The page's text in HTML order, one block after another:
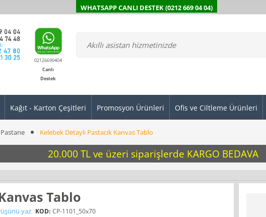
WHATSAPP CANLI DESTEK (0212 669 04 04)
02126690404
Canlı
Destek
Kağıt - Karton Çeşitleri Promosyon Ürünleri Ofis ve Ciltleme Ürünleri
Kelebek Detaylı Pastacık Kanvas Tablo
20.000 TL ve üzeri siparişlerde KARGO BEDAVA
Tablo
yaz KOD: CP-1101_50x70